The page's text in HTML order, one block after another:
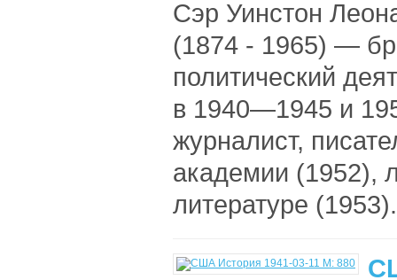
Сэр Уинстон
(1874 - 1965) —
политический
в 1940—1945 и
журналист,
академии (1952),
литературе